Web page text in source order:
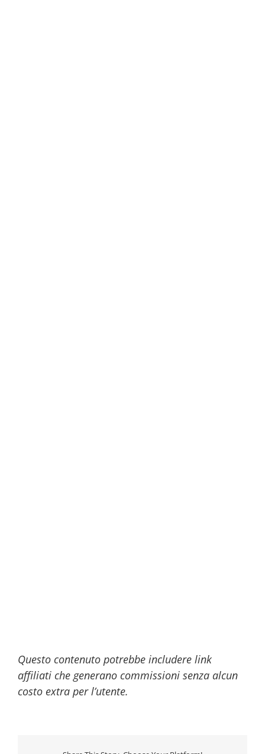
Questo contenuto potrebbe includere link
affiliati che generano commissioni senza alcun
costo extra per l’utente.